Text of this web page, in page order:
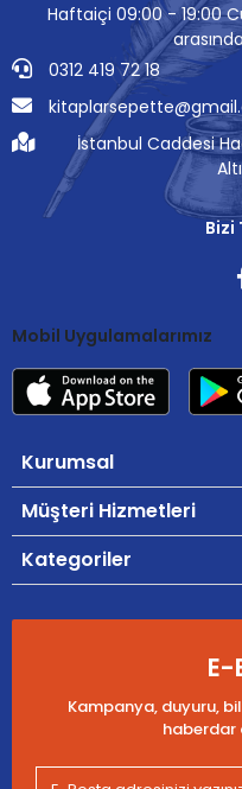
Haftaiçi 09:00 - 19:00
0312 419 72 18
İstanbul Caddesi
Bizi
Mobil Uygulamalarımız
Kurumsal
Müşteri Hizmetleri
Kategoriler
E-
Kampanya, duyuru,
haberdar